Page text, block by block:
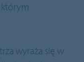
wyraża się w